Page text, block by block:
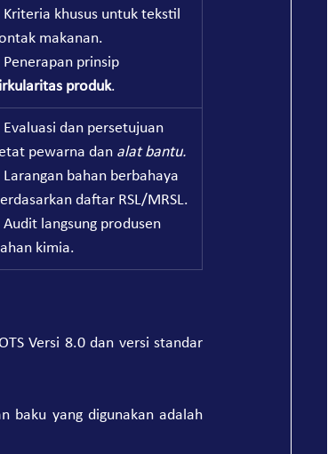
Kriteria khusus untuk tekstil
makanan.
Penerapan prinsip
produk.
Evaluasi dan persetujuan
pewarna dan alat bantu.
Larangan bahan berbahaya
daftar RSL/MRSL.
Audit langsung produsen
kimia.
Versi 8.0 dan versi standar
baku yang digunakan adalah